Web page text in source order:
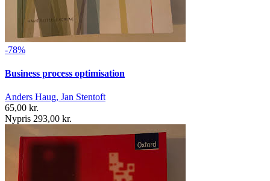
-78%
Business process optimisation
Anders Haug, Jan Stentoft
65,00 kr.
Nypris 293,00 kr.